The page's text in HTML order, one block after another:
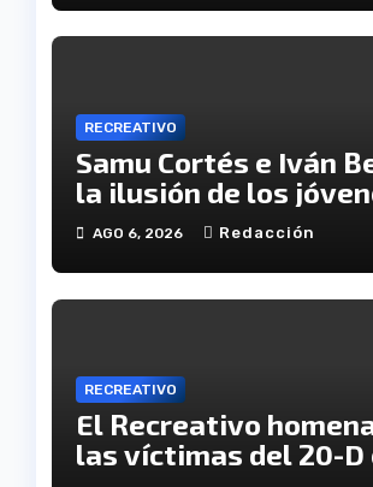
RECREATIVO
Samu Cortés e Iván
la ilusión de los
servicio del Decano
AGO 6, 2026 Redacción
RECREATIVO
El Recreativo
las víctimas del 20-D